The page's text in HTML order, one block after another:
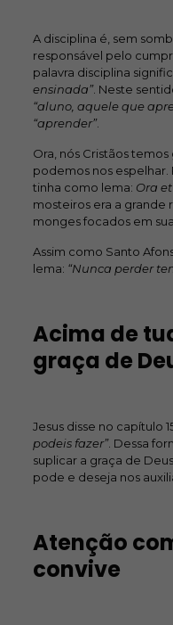
A disciplina é, sem
responsável pelo
palavra disciplina
ensinada”. Neste
“aluno, aquele que
“aprender”.
Ora, nós Cristãos
podemos nos
tinha como lema: Ora
mosteiros era a grande
monges focados em
Assim como Santo
lema: “Nunca perder
Acima de
graça de
Jesus disse no capítulo
podeis fazer”. Dessa
suplicar a graça de
pode e deseja nos
Atenção
convive